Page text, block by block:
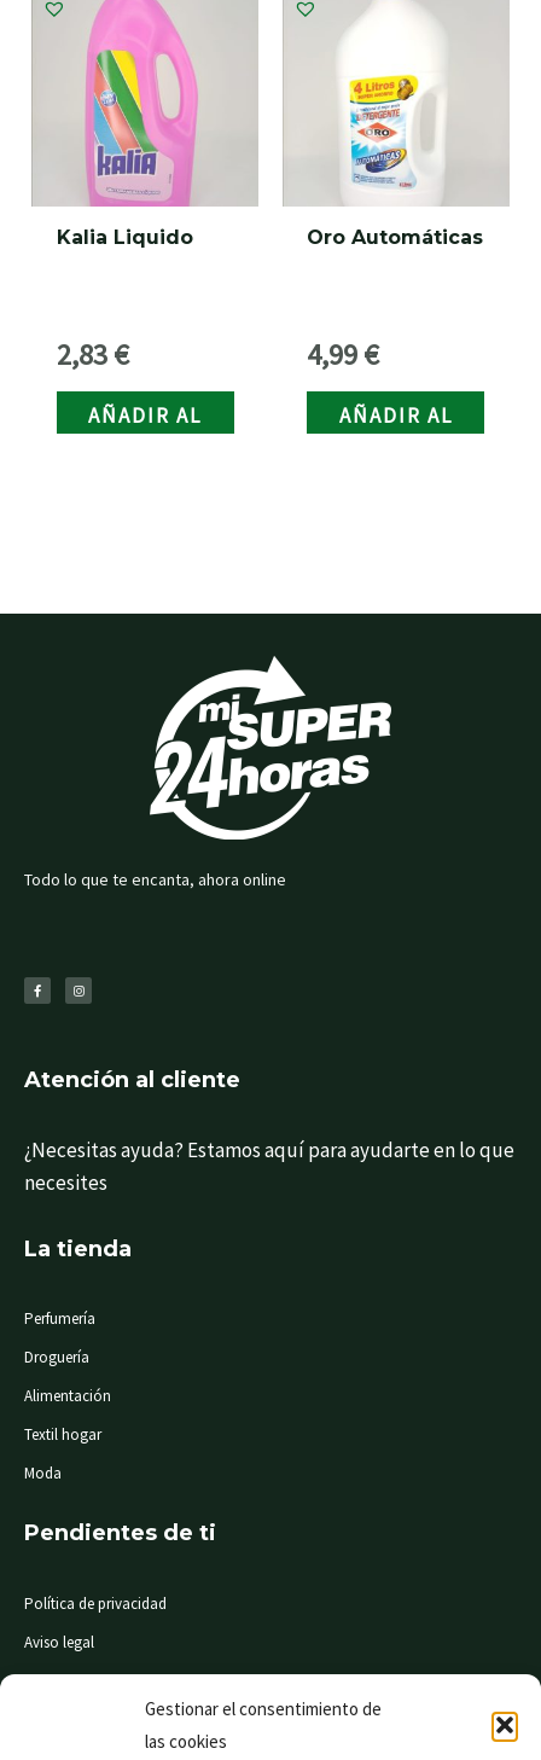
Gestionar el consentimiento de
las cookies
Kalia Liquido
2,83€
AÑADIR AL
CARRITO
Oro Automáticas
4,99€
AÑADIR AL
CARRITO
Todo lo que te encanta, ahora online
c
e
b
s
t
a
Atención al cliente
¿Necesitas ayuda? Estamos aquí para ayudarte en lo que
necesites
La tienda
Perfumería
Droguería
Alimentación
Textil hogar
Moda
Pendientes de ti
Política de privacidad
Aviso legal
Condiciones de compra